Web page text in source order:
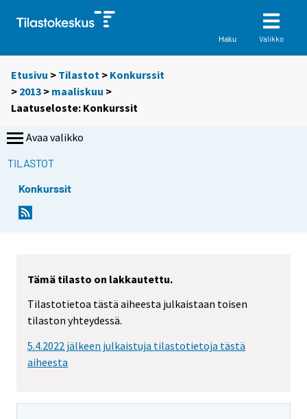
Haku Valikko
Etusivu > Tilastot > Konkurssit
> 2013 > maaliskuu >
Laatuseloste: Konkurssit
Avaa valikko
TILASTOT
Konkurssit
Tämä tilasto on lakkautettu.
Tilastotietoa tästä aiheesta julkaistaan toisen
tilaston yhteydessä.
5.4.2022 jälkeen julkaistuja tilastotietoja tästä
aiheesta